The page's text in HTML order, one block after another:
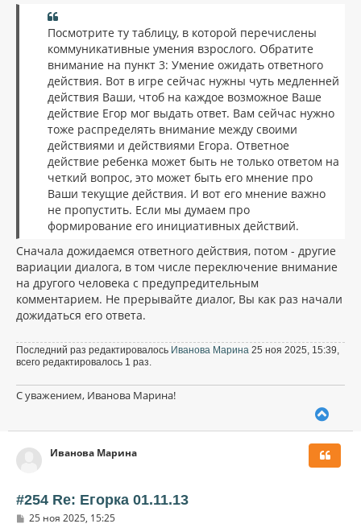
Посмотрите ту таблицу, в которой перечислены
коммуникативные умения взрослого. Обратите
внимание на пункт 3: Умение ожидать ответного
действия. Вот в игре сейчас нужны чуть медленней
действия Ваши, чтоб на каждое возможное Ваше
действие Егор мог выдать ответ. Вам сейчас нужно
тоже распределять внимание между своими
действиями и действиями Егора. Ответное
действие ребенка может быть не только ответом на
четкий вопрос, это может быть его мнение про
Ваши текущие действия. И вот его мнение важно
не пропустить. Если мы думаем про
формирование его инициативных действий.
Сначала дожидаемся ответного действия, потом - другие
вариации диалога, в том числе переключение внимание
на другого человека с предупредительным
комментарием. Не прерывайте диалог, Вы как раз начали
дожидаться его ответа.
Последний раз редактировалось Иванова Марина 25 ноя 2025, 15:39,
всего редактировалось 1 раз.
С уважением, Иванова Марина!
у
Иванова Марина
#254 Re: Егорка 01.11.13
С
25 ноя 2025, 15:25